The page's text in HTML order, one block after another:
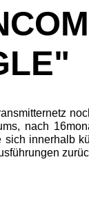
nach
innerhalb